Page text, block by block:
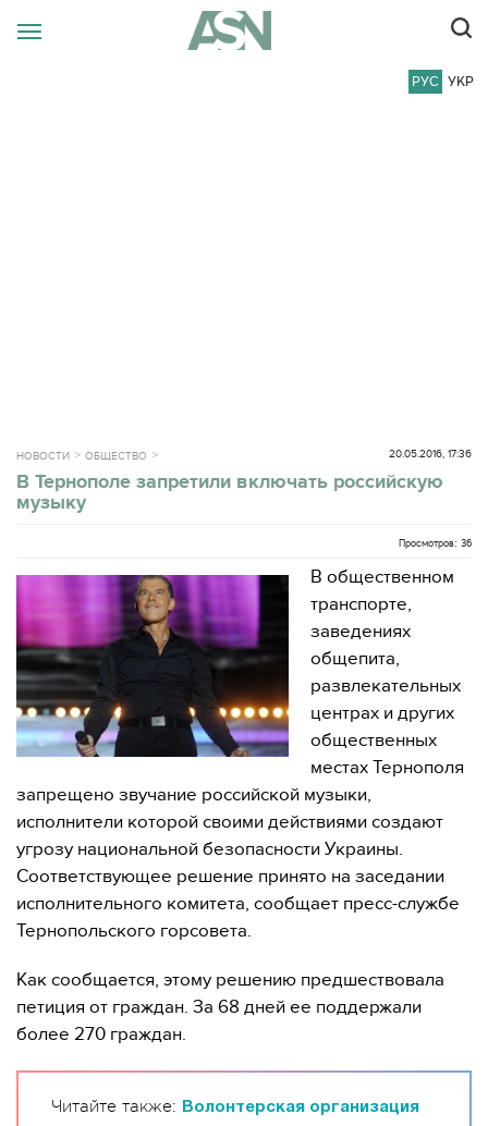
РУС УКР
НОВОСТИ ОБЩЕСТВО 20.05.2016, 17:36
В Тернополе запретили включать российскую
музыку
Просмотров: 36
В общественном
транспорте,
заведениях
общепита,
развлекательных
центрах и других
общественных
местах Тернополя
запрещено звучание российской музыки,
исполнители которой своими действиями создают
угрозу национальной безопасности Украины.
Соответствующее решение принято на заседании
исполнительного комитета, сообщает пресс-службе
Тернопольского горсовета.
Как сообщается, этому решению предшествовала
петиция от граждан. За 68 дней ее поддержали
более 270 граждан.
Читайте также:
Волонтерская организация